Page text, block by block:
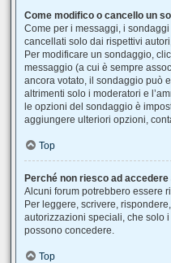
Come modifico o cancello un
Come per i messaggi, i
cancellati solo dai rispettivi
Per modificare un sondaggio,
messaggio (a cui è sempre
ancora votato, il sondaggio può
altrimenti solo i moderatori e
le opzioni del sondaggio è
aggiungere ulteriori opzioni,
Top
Perché non riesco ad
Alcuni forum potrebbero essere
Per leggere, scrivere,
autorizzazioni speciali, che solo
possono concedere.
Top